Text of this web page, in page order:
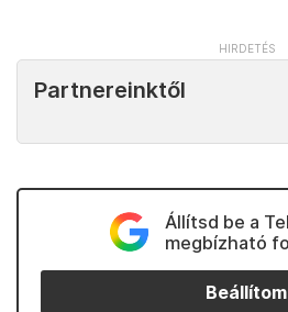
Partnereinktől
Állítsd be a
megbízható
Beállítom